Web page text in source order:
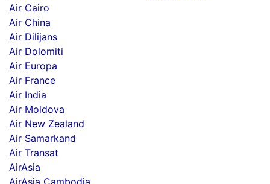
Air Cairo
Air China
Air Dilijans
Air Dolomiti
Air Europa
Air France
Air India
Air Moldova
Air New Zealand
Air Samarkand
Air Transat
AirAsia
AirAsia Cambodia